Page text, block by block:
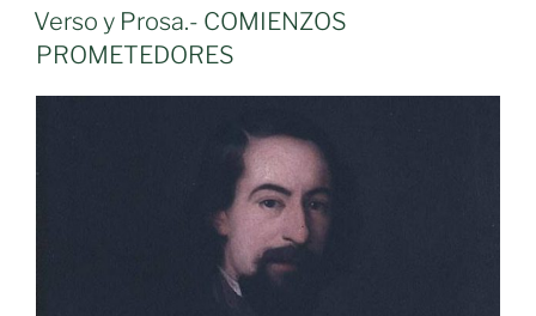
EL
Verso y Prosa.- COMIENZOS
PROMETEDORES